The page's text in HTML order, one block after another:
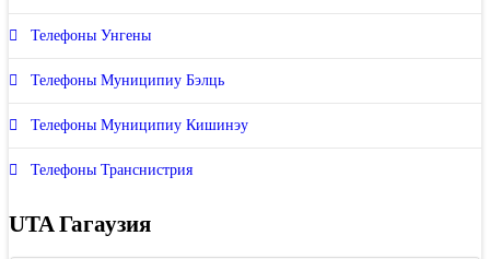
Телефоны Унгены
Телефоны Муниципиу Бэлць
Телефоны Муниципиу Кишинэу
Телефоны Транснистрия
UTA Гагаузия